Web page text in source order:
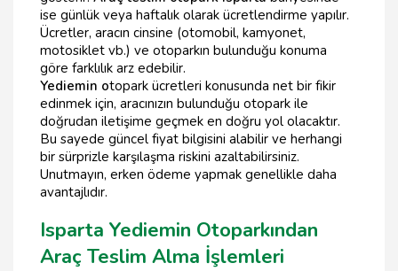
ise günlük veya haftalık olarak ücretlendirme yapılır.
Ücretler, aracın cinsine (otomobil, kamyonet,
motosiklet vb.) ve otoparkın bulunduğu konuma
göre farklılık arz edebilir.
Yediemin otopark ücretleri konusunda net bir fikir
edinmek için, aracınızın bulunduğu otopark ile
doğrudan iletişime geçmek en doğru yol olacaktır.
Bu sayede güncel fiyat bilgisini alabilir ve herhangi
bir sürprizle karşılaşma riskini azaltabilirsiniz.
Unutmayın, erken ödeme yapmak genellikle daha
avantajlıdır.
Isparta Yediemin Otoparkından
Araç Teslim Alma İşlemleri